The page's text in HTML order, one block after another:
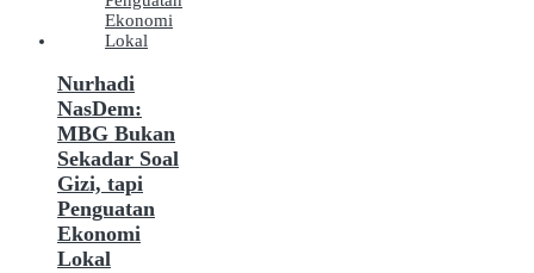
Nurhadi
NasDem:
MBG Bukan
Sekadar Soal
Gizi, tapi
Penguatan
Ekonomi
Lokal